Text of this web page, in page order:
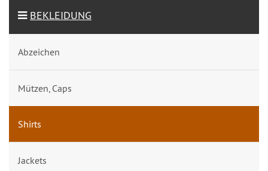
BEKLEIDUNG
Abzeichen
Mützen, Caps
Shirts
Jackets